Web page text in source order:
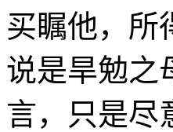
买瞩他，所
说是旱勉之
言，只是尽